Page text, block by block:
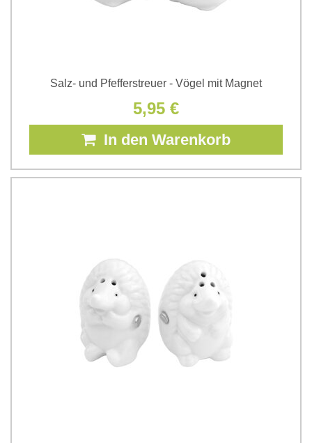
Salz- und Pfefferstreuer - Vögel mit Magnet
5,95 €
In den Warenkorb